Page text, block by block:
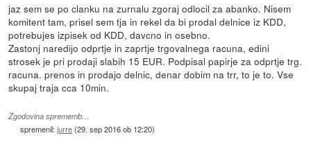
jaz sem se po clanku na zurnalu zgoraj odlocil za abanko. Nisem
komitent tam, prisel sem tja in rekel da bi prodal delnice iz KDD,
potrebujes izpisek od KDD, davcno in osebno.
Zastonj naredijo odprtje in zaprtje trgovalnega racuna, edini
strosek je pri prodaji slabih 15 EUR. Podpisal papirje za odprtje trg.
racuna. prenos in prodajo delnic, denar dobim na trr, to je to. Vse
skupaj traja cca 10min.
Zgodovina sprememb…
spremenil:jurre(29. sep 2016 ob 12:20)